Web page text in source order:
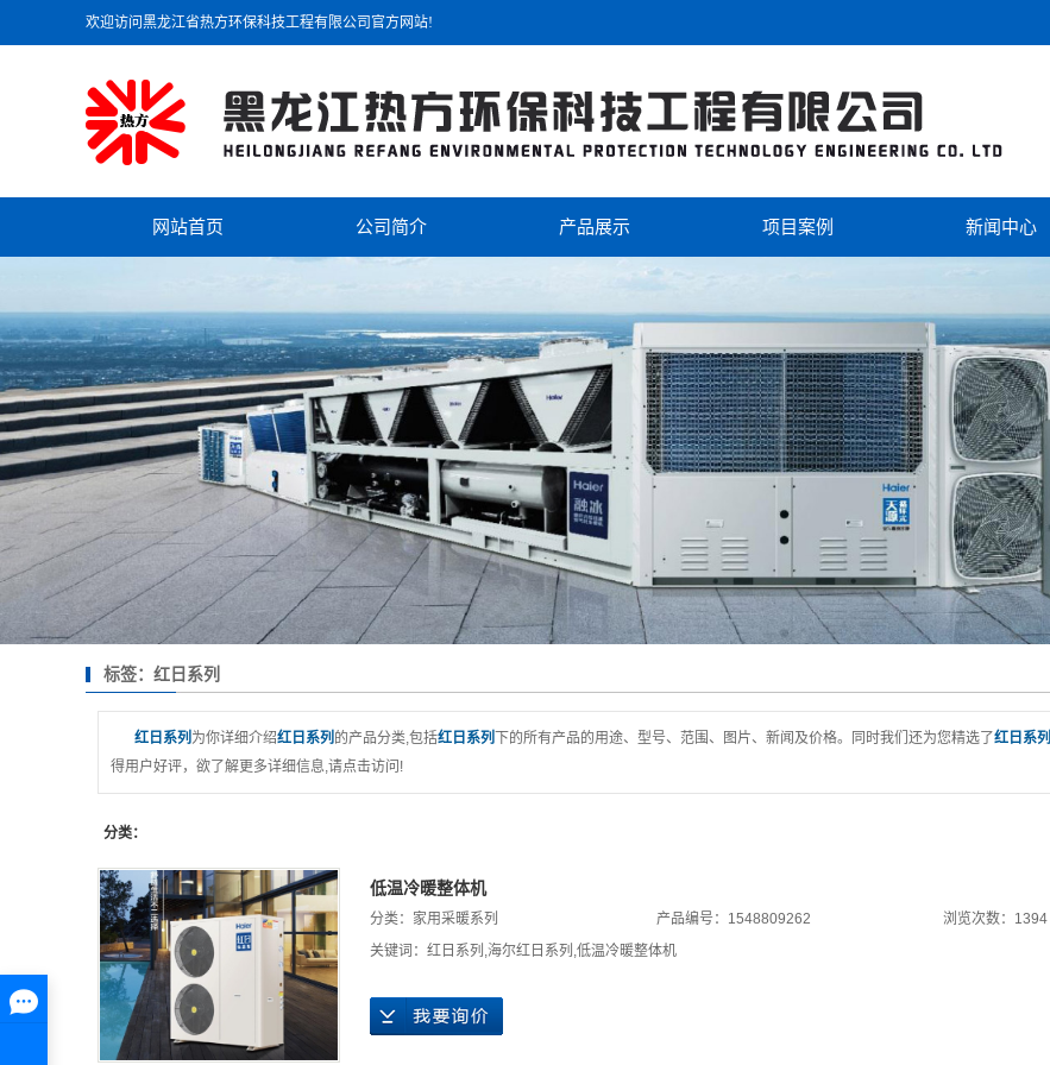
欢迎访问黑龙江省热方环保科技工程有限公司官方网站!
网站首页 公司简介
联系我们
产品展示
美的
芬尼克兹
双级热泵
项目案例
视频中心
新闻中心
行业新闻
标签：红日系列
红日系列 为你详细介绍红日系列 的产品分类,包括红日系列 下的所有产品的用途、型号、范围、图片、新闻及价格。同时我们还为您精选了红日系列
得用户好评，欲了解更多详细信息,请点击访问!
分类：
低温冷暖整体机
分类： 家用采暖系列 产品编号：1548809262
浏览次数：1394
关键词： 红日系列 ,海尔红日系列 ,低温冷暖整体机